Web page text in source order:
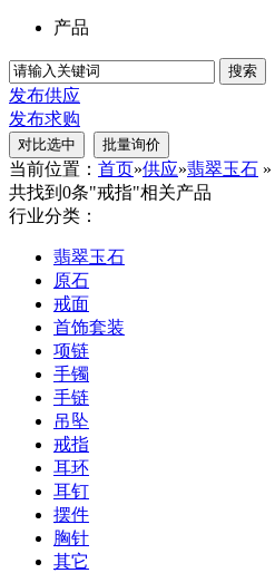
产品
搜索
发布供应
发布求购
当前位置： 首页»供应»翡翠玉石 »
共找到0条"戒指"相关产品
行业分类：
翡翠玉石
原石
戒面
首饰套装
项链
手镯
手链
吊坠
戒指
耳环
耳钉
摆件
胸针
其它